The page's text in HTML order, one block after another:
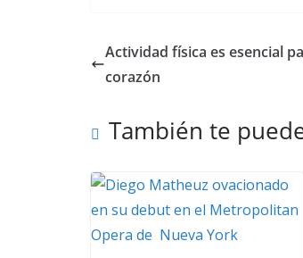
Actividad física es esencial
corazón
También te